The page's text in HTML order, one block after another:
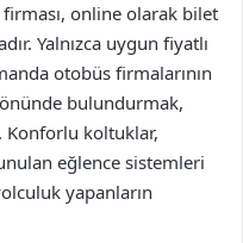
online olarak bilet
Yalnızca uygun fiyatlı
otobüs firmalarının
bulundurmak,
koltuklar,
eğlence sistemleri
yapanların